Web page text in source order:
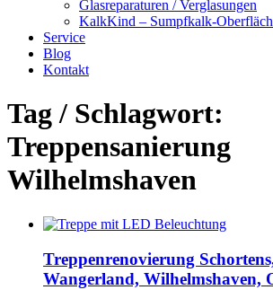
Glasreparaturen / Verglasungen
KalkKind – Sumpfkalk-
Service
Blog
Kontakt
Tag / Schlagwort:
Treppensanierung
Wilhelmshaven
Treppenrenovierung
Wangerland, Wilhelmshaven,